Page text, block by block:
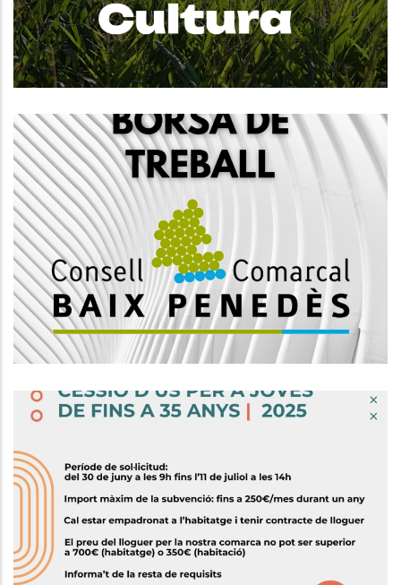
Altres
Convocatòria, Mitjançant Concurs
Oposició, 1 Plaça D'educador-A
Social, Subgrup A2
Altres
Subvenció Per Al Pagament Del
Lloguer O Cessió D'ús Per A
Persones Joves
Habitatge,Joventut